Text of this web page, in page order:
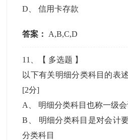
D 、信用卡存款
答案： A,B,C,D
11 、【 多选题 】
以下有关明细分类科目的表
[2分]
A
明细分类科目也称一级会
B
明细分类科目是对会计
分类科目